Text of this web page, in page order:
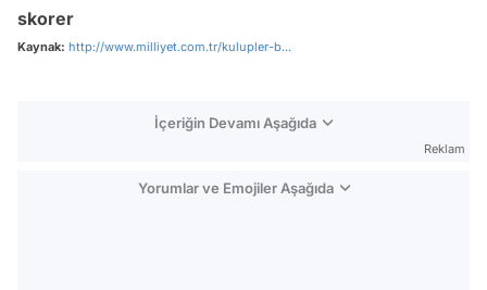
skorer
Kaynak: http://www.milliyet.com.tr/kulupler-b...
İçeriğin Devamı Aşağıda
Reklam
Yorumlar ve Emojiler Aşağıda